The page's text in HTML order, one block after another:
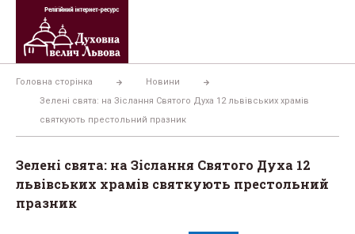
Перейти
вмісту
Головна сторінка
Новини
Зелені свята: на Зіслання Святого Духа 12 львівських храмів
святкують престольний празник
Зелені свята: на Зіслання Святого Духа 12
львівських храмів святкують престольний
празник